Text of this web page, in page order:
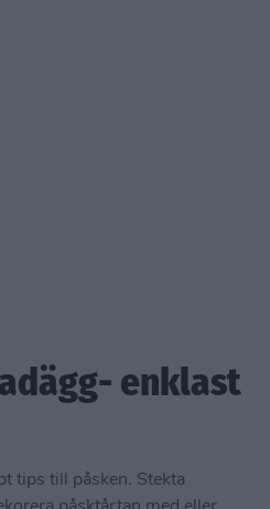
enklast
tips till påsken. Stekta